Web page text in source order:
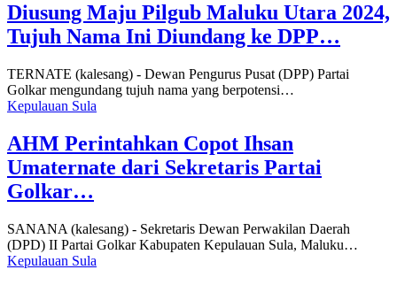
Diusung Maju Pilgub Maluku Utara 2024,
Tujuh Nama Ini Diundang ke DPP…
TERNATE (kalesang) - Dewan Pengurus Pusat (DPP) Partai
Golkar mengundang tujuh nama yang berpotensi…
Kepulauan Sula
AHM Perintahkan Copot Ihsan
Umaternate dari Sekretaris Partai
Golkar…
SANANA (kalesang) - Sekretaris Dewan Perwakilan Daerah
(DPD) II Partai Golkar Kabupaten Kepulauan Sula, Maluku…
Kepulauan Sula